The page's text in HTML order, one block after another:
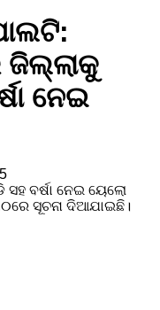
ଜିଲ୍ଲାକୁ
ନେଇ
ବର୍ଷା ନେଇ ୟେଲୋ
ସୂଚନା ଦିଆଯାଇଛି।